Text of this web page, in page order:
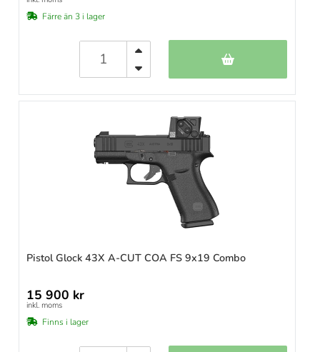
Färre än 3 i lager
Pistol Glock 43X A-CUT COA FS 9x19 Combo
15 900 kr
inkl. moms
Finns i lager